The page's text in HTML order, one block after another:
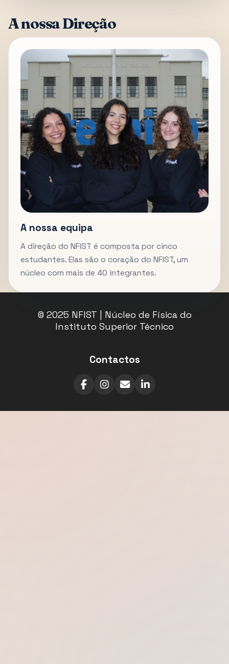
A nossa Direção
A nossa equipa
A direção do NFIST é composta por cinco
estudantes. Elas são o coração do NFIST, um
núcleo com mais de 40 integrantes.
© 2025 NFIST | Núcleo de Física do
Instituto Superior Técnico
Contactos